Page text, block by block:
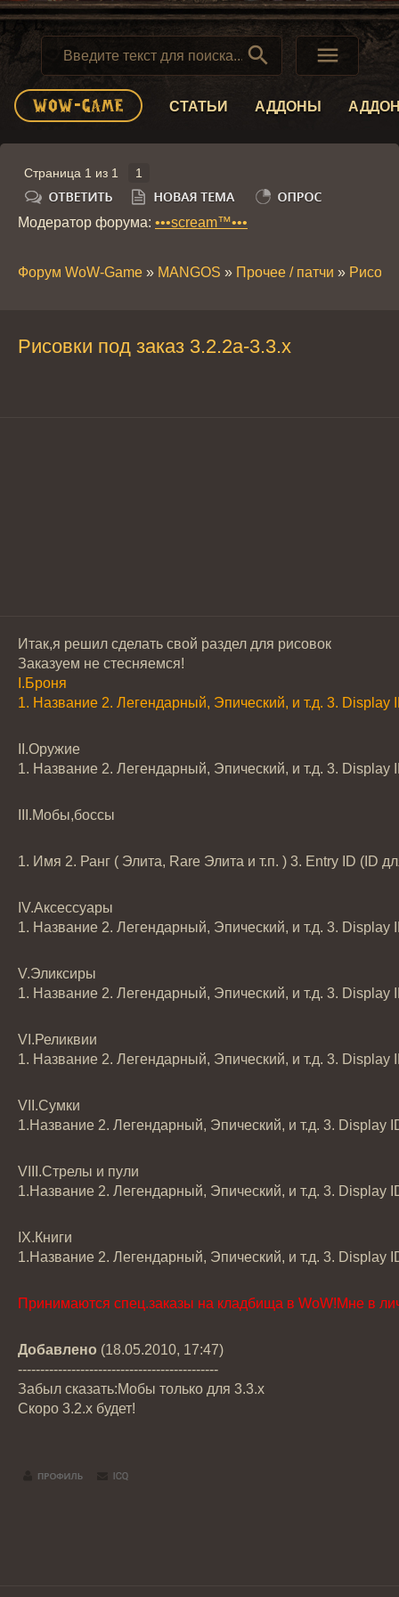
 
СТАТЬИ АДДОНЫ
Страница 1 из 1 1
Модератор форума: •••scream™•••
Форум WoW-Game » MANGOS » Прочее / патчи »
Рисовки под заказ 3.2.2a-3.3.x
Итак,я решил сделать свой раздел для рисовок
Заказуем не стесняемся!
І.Броня
1. Название 2. Легендарный, Эпический, и т.д. 3.
ІІ.Оружие
1. Название 2. Легендарный, Эпический, и т.д. 3.
III.Мобы,боссы
1. Имя 2. Ранг ( Элита, Rare Элита и т.п. ) 3. Entry ID (ID
IV.Аксессуары
1. Название 2. Легендарный, Эпический, и т.д. 3.
V.Эликсиры
1. Название 2. Легендарный, Эпический, и т.д. 3.
VI.Реликвии
1. Название 2. Легендарный, Эпический, и т.д. 3.
VII.Сумки
1.Название 2. Легендарный, Эпический, и т.д. 3. Display
VIII.Стрелы и пули
1.Название 2. Легендарный, Эпический, и т.д. 3. Display
IX.Книги
1.Название 2. Легендарный, Эпический, и т.д. 3. Display
Принимаются спец.заказы на кладбища в WoW!Мне в
Добавлено (18.05.2010, 17:47)
---------------------------------------------
Забыл сказать:Мобы только для 3.3.х
Скоро 3.2.х будет!